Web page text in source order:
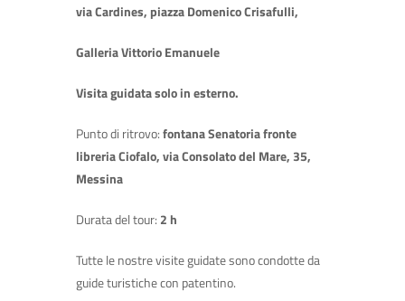
via Cardines, piazza Domenico Crisafulli,
Galleria Vittorio Emanuele
Visita guidata solo in esterno.
Punto di ritrovo:fontana Senatoria fronte
libreria Ciofalo, via Consolato del Mare, 35,
Messina
Durata del tour: 2 h
Tutte le nostre visite guidate sono condotte da
guide turistiche con patentino.